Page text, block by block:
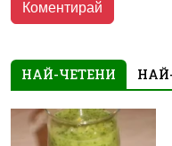
НАЙ-ЧЕТЕНИ